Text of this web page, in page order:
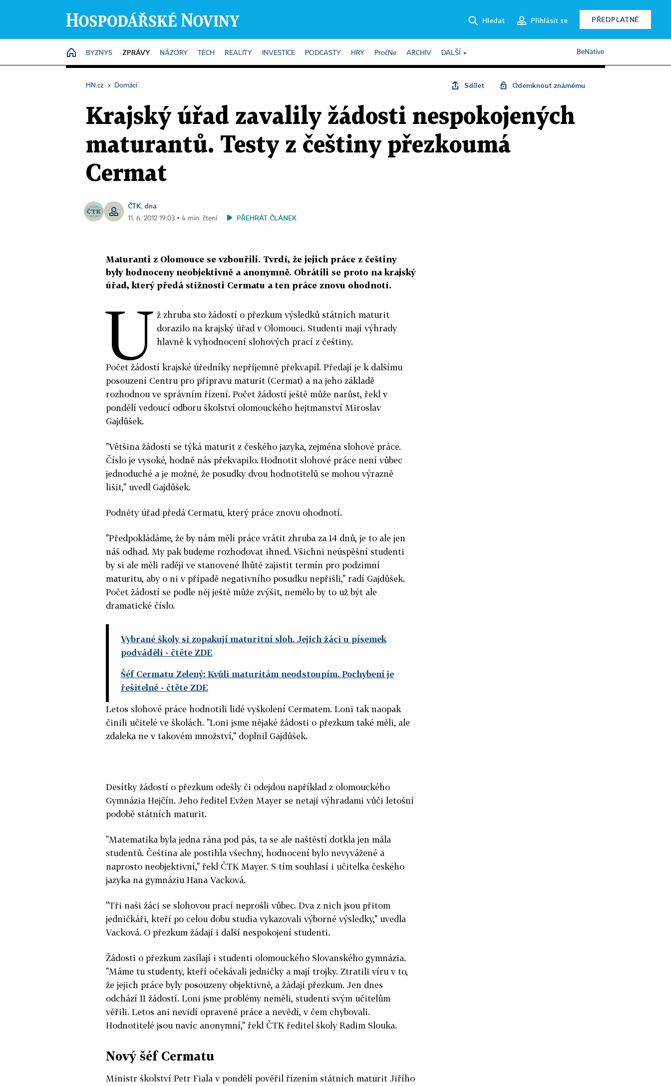
Hledat Přihlásit se PŘEDPLATNÉ
HOME
BYZNYS ZPRÁVY NÁZORY TECH REALITY INVESTICE PODCASTY HRY PročNe ARCHIV DALŠÍ BeNative
HN.cz › Domácí Sdílet Odemknout známému
Krajský úřad zavalily žádosti nespokojených
maturantů. Testy z češtiny přezkoumá
Cermat
ČTK, dna
11. 6. 2012 19:03 ▪ 4 min. čtení PŘEHRÁT ČLÁNEK
Maturanti z Olomouce se vzbouřili. Tvrdí, že jejich práce z češtiny
byly hodnoceny neobjektivně a anonymně. Obrátili se proto na krajský
úřad, který předá stížnosti Cermatu a ten práce znovu ohodnotí.
U ž zhruba sto žádostí o přezkum výsledků státních maturit
dorazilo na krajský úřad v Olomouci. Studenti mají výhrady
hlavně k vyhodnocení slohových prací z češtiny.
Počet žádostí krajské úředníky nepříjemně překvapil. Předají je k dalšímu
posouzení Centru pro přípravu maturit (Cermat) a na jeho základě
rozhodnou ve správním řízení. Počet žádostí ještě může narůst, řekl v
pondělí vedoucí odboru školství olomouckého hejtmanství Miroslav
Gajdůšek.
"Většina žádostí se týká maturit z českého jazyka, zejména slohové práce.
Číslo je vysoké, hodně nás překvapilo. Hodnotit slohové práce není vůbec
jednoduché a je možné, že posudky dvou hodnotitelů se mohou výrazně
lišit," uvedl Gajdůšek.
Podněty úřad předá Cermatu, který práce znovu ohodnotí.
"Předpokládáme, že by nám měli práce vrátit zhruba za 14 dnů, je to ale jen
náš odhad. My pak budeme rozhodovat ihned. Všichni neúspěšní studenti
by si ale měli raději ve stanovené lhůtě zajistit termín pro podzimní
maturitu, aby o ni v případě negativního posudku nepřišli," radí Gajdůšek.
Počet žádostí se podle něj ještě může zvýšit, nemělo by to už být ale
dramatické číslo.
Vybrané školy si zopakují maturitní sloh. Jejich žáci u písemek
podváděli - čtěte ZDE
Šéf Cermatu Zelený: Kvůli maturitám neodstoupím. Pochybení je
řešitelné - čtěte ZDE
Letos slohové práce hodnotili lidé vyškolení Cermatem. Loni tak naopak
činili učitelé ve školách. "Loni jsme nějaké žádosti o přezkum také měli, ale
zdaleka ne v takovém množství," doplnil Gajdůšek.
Desítky žádostí o přezkum odešly či odejdou například z olomouckého
Gymnázia Hejčín. Jeho ředitel Evžen Mayer se netají výhradami vůči letošní
podobě státních maturit.
"Matematika byla jedna rána pod pás, ta se ale naštěstí dotkla jen mála
studentů. Čeština ale postihla všechny, hodnocení bylo nevyvážené a
naprosto neobjektivní," řekl ČTK Mayer. S tím souhlasí i učitelka českého
jazyka na gymnáziu Hana Vacková.
"Tři naši žáci se slohovou prací neprošli vůbec. Dva z nich jsou přitom
jedničkáři, kteří po celou dobu studia vykazovali výborné výsledky," uvedla
Vacková. O přezkum žádají i další nespokojení studenti.
Žádosti o přezkum zasílají i studenti olomouckého Slovanského gymnázia.
"Máme tu studenty, kteří očekávali jedničky a mají trojky. Ztratili víru v to,
že jejich práce byly posouzeny objektivně, a žádají přezkum. Jen dnes
odchází 11 žádostí. Loni jsme problémy neměli, studenti svým učitelům
věřili. Letos ani nevidí opravené práce a nevědí, v čem chybovali.
Hodnotitelé jsou navíc anonymní," řekl ČTK ředitel školy Radim Slouka.
Nový šéf Cermatu
Ministr školství Petr Fiala v pondělí pověřil řízením státních maturit Jiřího